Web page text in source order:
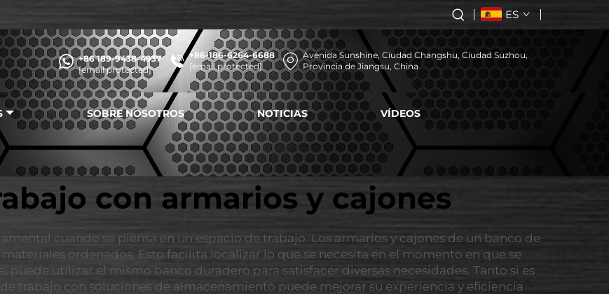
ES
+86 189-9438-4937
[email protected]
+86-186-6264-6688
[email protected]
Avenida Sunshine, Ciudad Changshu, Ciudad Suzhou,
Provincia de Jiangsu, China
SOBRE NOSOTROS NOTICIAS VÍDEOS
con armarios y cajones
cuando se piensa en un espacio de trabajo. Los armarios y cajones de un banco de
ordenados. Esto facilita localizar lo que se necesita en el momento en que se
puede utilizar el mismo banco duradero para satisfacer diversas necesidades. Tanto si es
trabajo con soluciones de almacenamiento puede mejorar su experiencia y eficiencia